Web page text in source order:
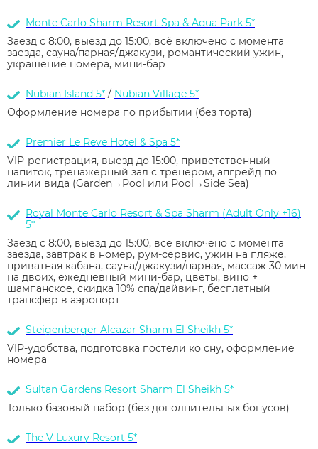
Monte Carlo Sharm Resort Spa & Aqua Park 5*
Заезд с 8:00, выезд до 15:00, всё включено с момента
заезда, сауна/парная/джакузи, романтический ужин,
украшение номера, мини-бар
Nubian Island 5* / Nubian Village 5*
Оформление номера по прибытии (без торта)
Premier Le Reve Hotel & Spa 5*
VIP-регистрация, выезд до 15:00, приветственный
напиток, тренажёрный зал с тренером, апгрейд по
линии вида (Garden→Pool или Pool→Side Sea)
Royal Monte Carlo Resort & Spa Sharm (Adult Only +16)
5*
Заезд с 8:00, выезд до 15:00, всё включено с момента
заезда, завтрак в номер, рум-сервис, ужин на пляже,
приватная кабана, сауна/джакузи/парная, массаж 30 мин
на двоих, ежедневный мини-бар, цветы, вино +
шампанское, скидка 10% спа/дайвинг, бесплатный
трансфер в аэропорт
Steigenberger Alcazar Sharm El Sheikh 5*
VIP-удобства, подготовка постели ко сну, оформление
номера
Sultan Gardens Resort Sharm El Sheikh 5*
Только базовый набор (без дополнительных бонусов)
The V Luxury Resort 5*